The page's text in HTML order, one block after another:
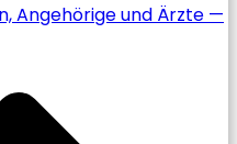
Angehörige und Ärzte —